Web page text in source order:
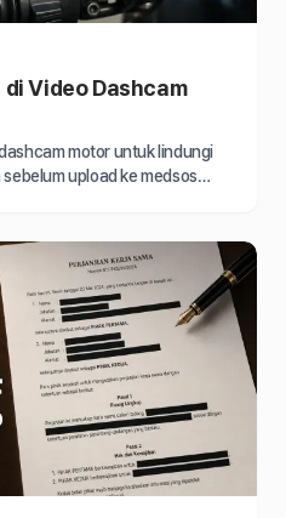
Video Dashcam
motor untuk lindungi
upload ke medsos